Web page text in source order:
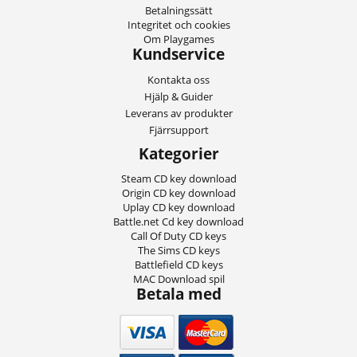
Betalningssätt
Integritet och cookies
Om Playgames
Kundservice
Kontakta oss
Hjälp & Guider
Leverans av produkter
Fjärrsupport
Kategorier
Steam CD key download
Origin CD key download
Uplay CD key download
Battle.net Cd key download
Call Of Duty CD keys
The Sims CD keys
Battlefield CD keys
MAC Download spil
Betala med